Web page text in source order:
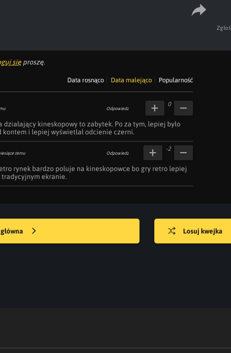
Zgłoś
sięproszę.
Data rosnąco Data malejąco Popularność
Odpowiedz
działający kineskopowy to zabytek. Po za tym, lepiej było
kontem i lepiej wyświetlał odcienie czerni.
0
temu Odpowiedz
rynek bardzo poluje na kineskopowce bo gry retro lepiej
tradycyjnym ekranie.
-2
Losuj kwejka